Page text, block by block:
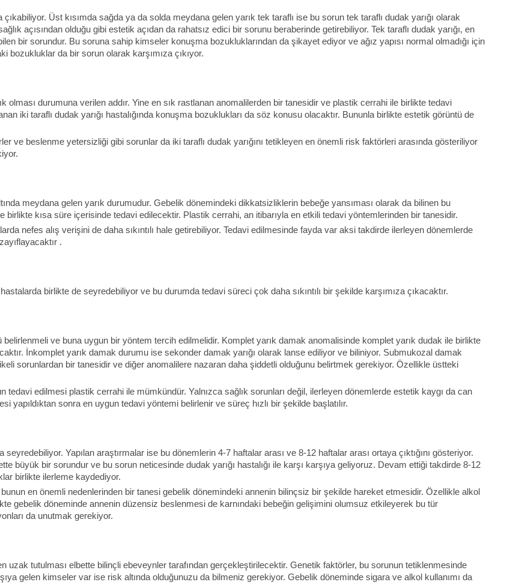
Üst kısımda sağda ya da solda meydana gelen yarık tek taraflı ise bu sorun tek taraflı dudak yarığı olarak
açısından olduğu gibi estetik açıdan da rahatsız edici bir sorunu beraberinde getirebiliyor. Tek taraflı dudak yarığı, en
bir sorundur. Bu soruna sahip kimseler konuşma bozukluklarından da şikayet ediyor ve ağız yapısı normal olmadığı için
da bir sorun olarak karşımıza çıkıyor.
olması durumuna verilen addır. Yine en sık rastlanan anomalilerden bir tanesidir ve plastik cerrahi ile birlikte tedavi
iki taraflı dudak yarığı hastalığında konuşma bozuklukları da söz konusu olacaktır. Bununla birlikte estetik görüntü de
ve beslenme yetersizliği gibi sorunlar da iki taraflı dudak yarığını tetikleyen en önemli risk faktörleri arasında gösteriliyor
meydana gelen yarık durumudur. Gebelik dönemindeki dikkatsizliklerin bebeğe yansıması olarak da bilinen bu
kısa süre içerisinde tedavi edilecektir. Plastik cerrahi, an itibarıyla en etkili tedavi yöntemlerinden bir tanesidir.
nefes alış verişini de daha sıkıntılı hale getirebiliyor. Tedavi edilmesinde fayda var aksi takdirde ilerleyen dönemlerde
.
birlikte de seyredebiliyor ve bu durumda tedavi süreci çok daha sıkıntılı bir şekilde karşımıza çıkacaktır.
ve buna uygun bir yöntem tercih edilmelidir. Komplet yarık damak anomalisinde komplet yarık dudak ile birlikte
İnkomplet yarık damak durumu ise sekonder damak yarığı olarak lanse ediliyor ve biliniyor. Submukozal damak
sorunlardan bir tanesidir ve diğer anomalilere nazaran daha şiddetli olduğunu belirtmek gerekiyor. Özellikle üstteki
tedavi edilmesi plastik cerrahi ile mümkündür. Yalnızca sağlık sorunları değil, ilerleyen dönemlerde estetik kaygı da can
yapıldıktan sonra en uygun tedavi yöntemi belirlenir ve süreç hızlı bir şekilde başlatılır.
Yapılan araştırmalar ise bu dönemlerin 4-7 haftalar arası ve 8-12 haftalar arası ortaya çıktığını gösteriyor.
büyük bir sorundur ve bu sorun neticesinde dudak yarığı hastalığı ile karşı karşıya geliyoruz. Devam ettiği takdirde 8-12
birlikte ilerleme kaydediyor.
en önemli nedenlerinden bir tanesi gebelik dönemindeki annenin bilinçsiz bir şekilde hareket etmesidir. Özellikle alkol
gebelik döneminde annenin düzensiz beslenmesi de karnındaki bebeğin gelişimini olumsuz etkileyerek bu tür
da unutmak gerekiyor.
uzak tutulması elbette bilinçli ebeveynler tarafından gerçekleştirilecektir. Genetik faktörler, bu sorunun tetiklenmesinde
gelen kimseler var ise risk altında olduğunuzu da bilmeniz gerekiyor. Gebelik döneminde sigara ve alkol kullanımı da